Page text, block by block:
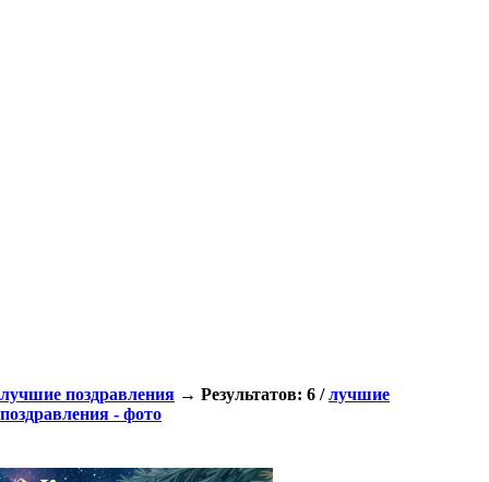
лучшие поздравления → Результатов: 6 /лучшие
поздравления - фото